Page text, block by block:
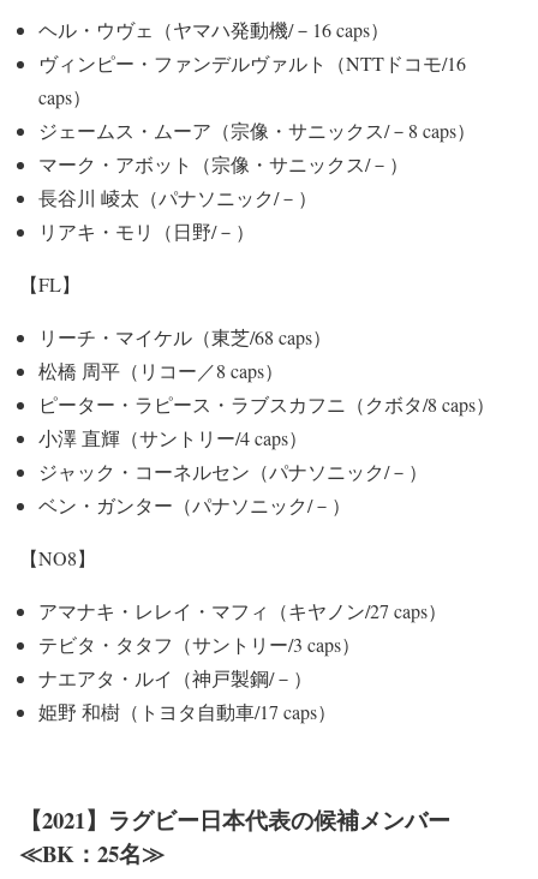
ヘル・ウヴェ（ヤマハ発動機/－16 caps）
ヴィンピー・ファンデルヴァルト（NTTドコモ/16
caps）
ジェームス・ムーア（宗像・サニックス/－8 caps）
マーク・アボット（宗像・サニックス/－）
長谷川 崚太（パナソニック/－）
リアキ・モリ（日野/－）
【FL】
リーチ・マイケル（東芝/68 caps）
松橋 周平（リコー／8 caps）
ピーター・ラピース・ラブスカフニ（クボタ/8 caps）
小澤 直輝（サントリー/4 caps）
ジャック・コーネルセン（パナソニック/－）
ベン・ガンター（パナソニック/－）
【NO8】
アマナキ・レレイ・マフィ（キヤノン/27 caps）
テビタ・タタフ（サントリー/3 caps）
ナエアタ・ルイ（神戸製鋼/－）
姫野 和樹（トヨタ自動車/17 caps）
【2021】ラグビー日本代表の候補メンバー
≪BK：25名≫